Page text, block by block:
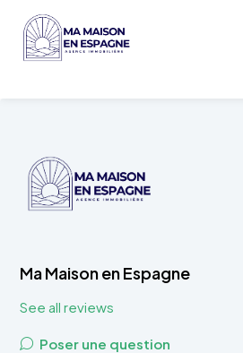
Ma Maison en Espagne
See all reviews
Poser une question